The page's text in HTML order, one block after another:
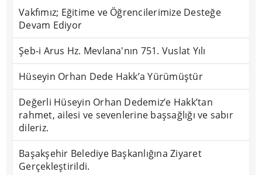
Vakfımız; Eğitime ve Öğrencilerimize Desteğe
Devam Ediyor
Şeb-i Arus Hz. Mevlana'nın 751. Vuslat Yılı
Hüseyin Orhan Dede Hakk’a Yürümüştür
Değerli Hüseyin Orhan Dedemiz’e Hakk’tan
rahmet, ailesi ve sevenlerine başsağlığı ve sabır
dileriz.
Başakşehir Belediye Başkanlığına Ziyaret
Gerçekleştirildi.